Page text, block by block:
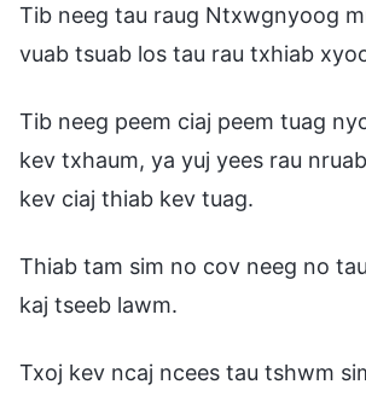
Tib neeg tau raug Ntxwgnyoog
vuab tsuab los tau rau txhiab
Tib neeg peem ciaj peem tuag
kev txhaum, ya yuj yees rau
kev ciaj thiab kev tuag.
Thiab tam sim no cov neeg no
kaj tseeb lawm.
Txoj kev ncaj ncees tau tshwm